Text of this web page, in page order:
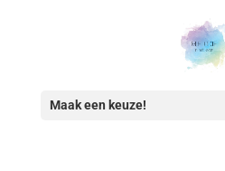
Maak een keuze!